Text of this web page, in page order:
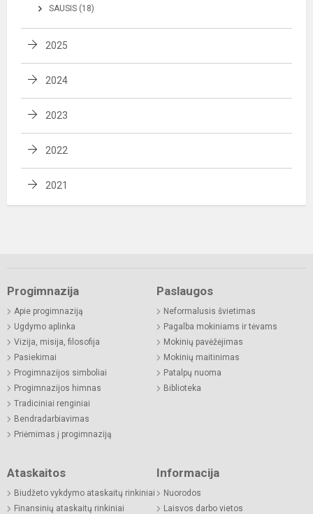
SAUSIS (18)
2025
2024
2023
2022
2021
Progimnazija
Apie progimnaziją
Ugdymo aplinka
Vizija, misija, filosofija
Pasiekimai
Progimnazijos simboliai
Progimnazijos himnas
Tradiciniai renginiai
Bendradarbiavimas
Priėmimas į progimnaziją
Paslaugos
Neformalusis švietimas
Pagalba mokiniams ir tėvams
Mokinių pavėžėjimas
Mokinių maitinimas
Patalpų nuoma
Biblioteka
Ataskaitos
Biudžeto vykdymo ataskaitų rinkiniai
Finansinių ataskaitų rinkiniai
Informacija
Nuorodos
Laisvos darbo vietos